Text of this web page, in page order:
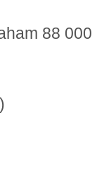
88 000